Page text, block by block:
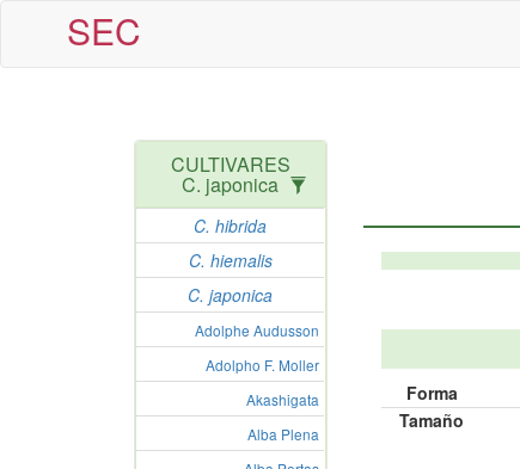
SEC
CULTIVARES
C. japonica
C. hibrida
C. hiemalis
C. japonica
Adolphe Audusson
Adolpho F. Moller
Akashigata
Alba Plena
Forma
Tamaño